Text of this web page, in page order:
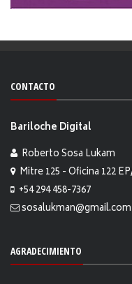
CONTACTO
Bariloche Digital
Roberto Sosa Lukam
Mitre 125 - Oficina 122
+54 294 458-7367
sosalukman@gmail.com
AGRADECIMIENTO